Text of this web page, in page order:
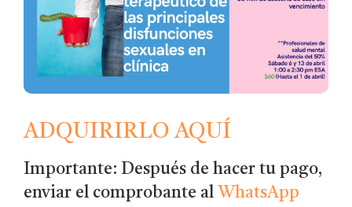
ADQUIRIRLO AQUÍ
Importante: Después de hacer tu pago,
enviar el comprobante al WhatsApp